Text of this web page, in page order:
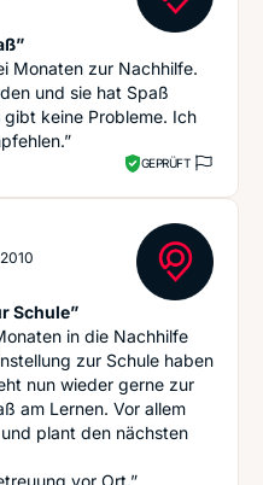
Monaten zur Nachhilfe.
und sie hat Spaß
gibt keine Probleme. Ich
GEPRÜFT
Schule”
in die Nachhilfe
zur Schule haben
nun wieder gerne zur
am Lernen. Vor allem
plant den nächsten
vor Ort.”